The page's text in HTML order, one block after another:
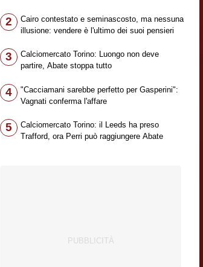
2
Cairo contestato e seminascosto, ma nessuna
illusione: vendere è l'ultimo dei suoi pensieri
3
Calciomercato Torino: Luongo non deve
partire, Abate stoppa tutto
4
"Cacciamani sarebbe perfetto per Gasperini":
Vagnati conferma l'affare
5
Calciomercato Torino: il Leeds ha preso
Trafford, ora Perri può raggiungere Abate